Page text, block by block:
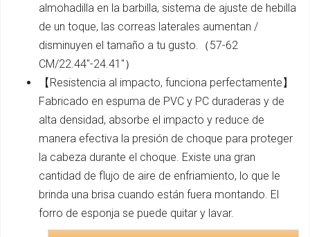
almohadilla en la barbilla, sistema de ajuste de hebilla
de un toque, las correas laterales aumentan /
disminuyen el tamaño a tu gusto.（57-62
CM/22.44''-24.41''）
【Resistencia al impacto, funciona perfectamente】
Fabricado en espuma de PVC y PC duraderas y de
alta densidad, absorbe el impacto y reduce de
manera efectiva la presión de choque para proteger
la cabeza durante el choque. Existe una gran
cantidad de flujo de aire de enfriamiento, lo que le
brinda una brisa cuando están fuera montando. El
forro de esponja se puede quitar y lavar.